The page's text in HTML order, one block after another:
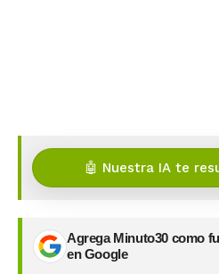
🤖 Nuestra IA te
Agrega Minuto30 como
en Google